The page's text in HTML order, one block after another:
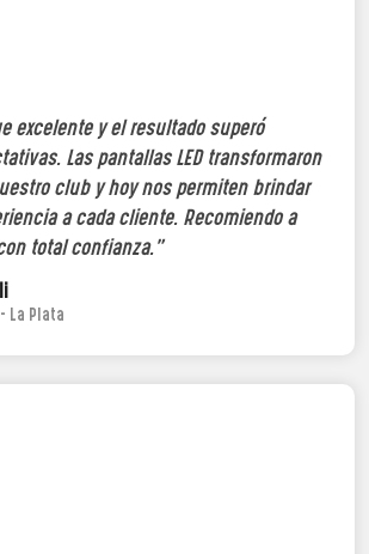
excelente y el resultado superó
Las pantallas LED transformaron
club y hoy nos permiten brindar
a cada cliente. Recomiendo a
total confianza.”
La Plata